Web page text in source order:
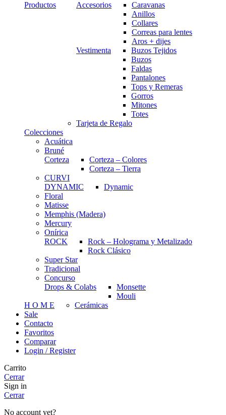
Productos
Accesorios
Caravanas
Anillos
Collares
Correas para lentes
Aros + dijes
Vestimenta
Buzos Tejidos
Buzos
Faldas
Pantalones
Tops y Remeras
Gorros
Mitones
Totes
Tarjeta de Regalo
Colecciones
Acuática
Bruné
Corteza
Corteza – Colores
Corteza – Tierra
CURVI
DYNAMIC
Dynamic
Floral
Matisse
Memphis (Madera)
Mercury
Onírica
ROCK
Rock – Holograma y Metalizado
Rock Clásico
Super Star
Tradicional
Concurso
Drops & Colabs
Monsette
Mouli
H O M E
Cerámicas
Sale
Contacto
Favoritos
Comparar
Login / Register
Carrito
Cerrar
Sign in
Cerrar
No account yet?